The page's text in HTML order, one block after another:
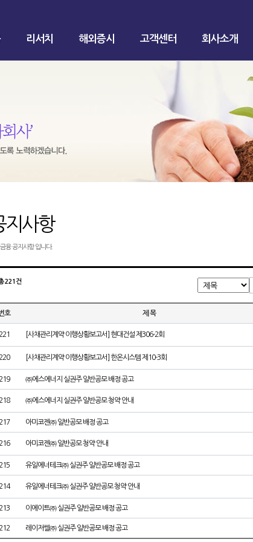
리서치 해외증시 고객센터 회사소개
지사항
융 공지사항 입니다.
221건
호 제 목
221 [사채관리계약 이행상황보고서] 현대건설 제306-2회
220 [사채관리계약 이행상황보고서] 한온시스템 제10-3회
219 ㈜에스에너지 실권주 일반공모 배정 공고
218 ㈜에스에너지 실권주 일반공모 청약 안내
217 아미코젠㈜ 일반공모 배정 공고
216 아미코젠㈜ 일반공모 청약 안내
215 유일에너테크㈜ 실권주 일반공모 배정 공고
214 유일에너테크㈜ 실권주 일반공모 청약 안내
213 이에이트㈜ 실권주 일반공모 배정 공고
212 레이저쎌㈜ 실권주 일반공모 배정 공고